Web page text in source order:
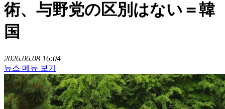
術、与野党の区別はない＝韓
国
2026.06.08 16:04
뉴스 메뉴 보기